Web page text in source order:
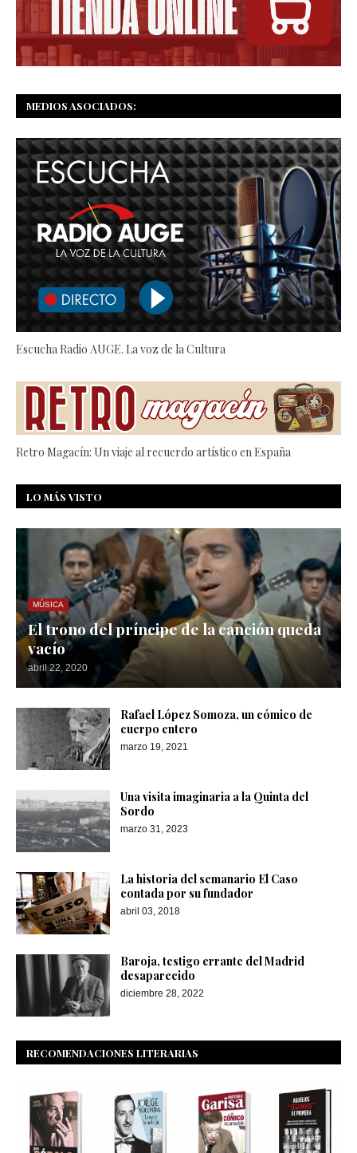
MEDIOS ASOCIADOS:
Escucha Radio AUGE. La voz de la Cultura
Retro Magacín: Un viaje al recuerdo artístico en España
LO MÁS VISTO
MÚSICA
El trono del príncipe de la canción queda
vacío
abril 22, 2020
Rafael López Somoza, un cómico de
cuerpo entero
marzo 19, 2021
Una visita imaginaria a la Quinta del
Sordo
marzo 31, 2023
La historia del semanario El Caso
contada por su fundador
abril 03, 2018
Baroja, testigo errante del Madrid
desaparecido
diciembre 28, 2022
RECOMENDACIONES LITERARIAS